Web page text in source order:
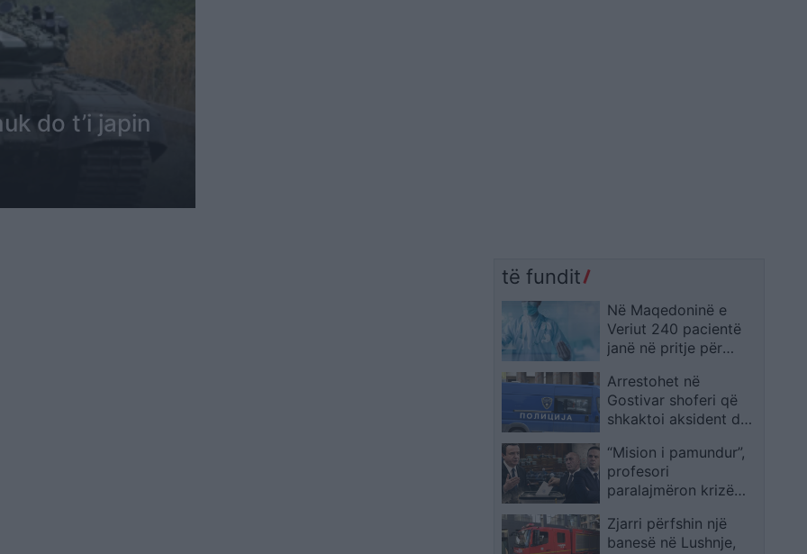
do t’i japin
të fundit
Në Maqedoninë e
Veriut 240 pacientë
janë në pritje për
për dhurimin e
organeve nis nga
tetori
Arrestohet në
Gostivar shoferi që
shkaktoi aksident dhe
vendngjarja
“Mision i pamundur”,
profesori
paralajmëron krizë
skenarët e
koalicioneve
Zjarri përfshin një
banesë në Lushnje,